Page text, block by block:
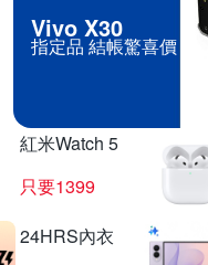
Vivo X30
指定品 結帳驚喜價
紅米Watch 5
只要1399
24HRS內衣